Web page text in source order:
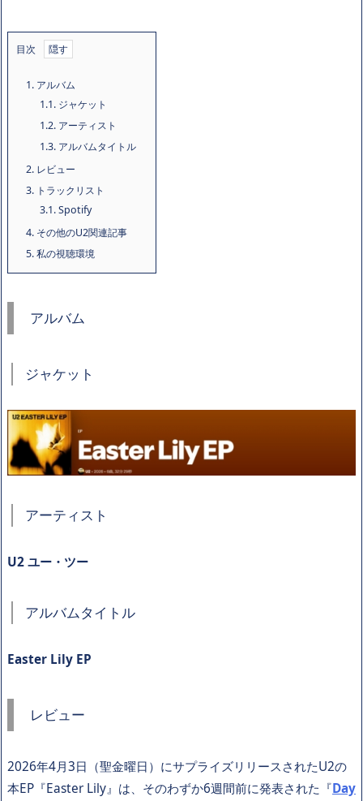
目次
1. アルバム
1.1. ジャケット
1.2. アーティスト
1.3. アルバムタイトル
2. レビュー
3. トラックリスト
3.1.Spotify
4. その他のU2関連記事
5.私の視聴環境
アルバム
ジャケット
アーティスト
U2 ユー・ツー
アルバムタイトル
Easter Lily EP
レビュー
2026年4月3日（聖金曜日）にサプライズリリースされたU2の
本EP『Easter Lily』は、そのわずか6週間前に発表された『Day